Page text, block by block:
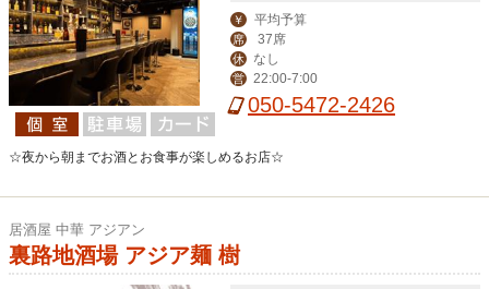
￥ 平均予算
席 37席
休 なし
営 22:00-7:00
050-5472-2426
☆夜から朝までお酒とお食事が楽しめるお店☆
居酒屋 中華 アジアン
裏路地酒場 アジア麺 樹